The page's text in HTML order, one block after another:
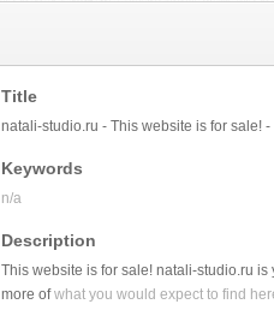
Title
natali-studio.ru - This website is for sale!
Keywords
n/a
Description
This website is for sale! natali-studio.ru
more ofwhat you would expect to find